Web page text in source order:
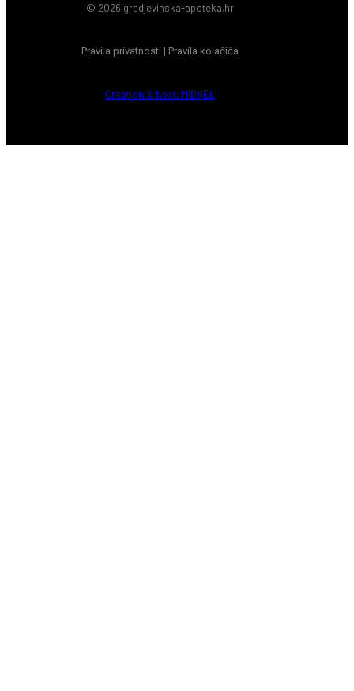
© 2026 gradjevinska-apoteka.hr
Pravila privatnosti | Pravila kolačića
Creation & host: MIDNEL